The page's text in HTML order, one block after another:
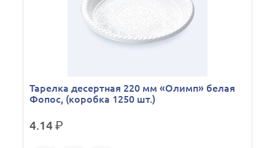
Тарелка десертная 220 мм «Олимп» белая
Фопос, (коробка 1250 шт.)
4.14р.